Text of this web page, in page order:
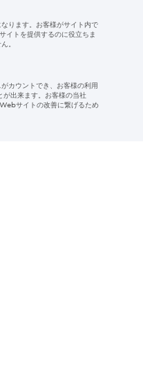
Japan | JP
ります。お客様がサイト内で
イトを提供するのに役立ちま
。
カウントでき、お客様の利用
が出来ます。お客様の当社
サイトの改善に繋げるため